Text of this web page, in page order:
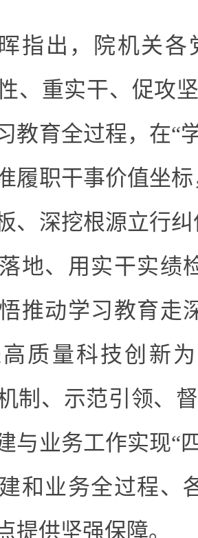
指出，院机关各
、重实干、促攻
教育全过程，在“
履职干事价值坐标
、 深挖根源立行
地、 用实干实绩
推动学习教育走
质量科技创新
制、示范引领、
与业务工作实现“
和业务全过程、
提供坚强保障。